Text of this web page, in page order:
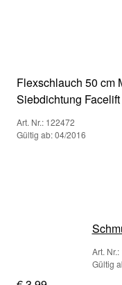
Flexschlauch 50 cm
Siebdichtung
Art. Nr.: 122472
Gültig ab: 04/2016
Art.
Gültig